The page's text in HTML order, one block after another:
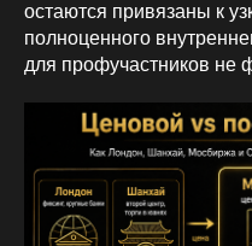
остаются привязаны к
полноценного
для профучастников не